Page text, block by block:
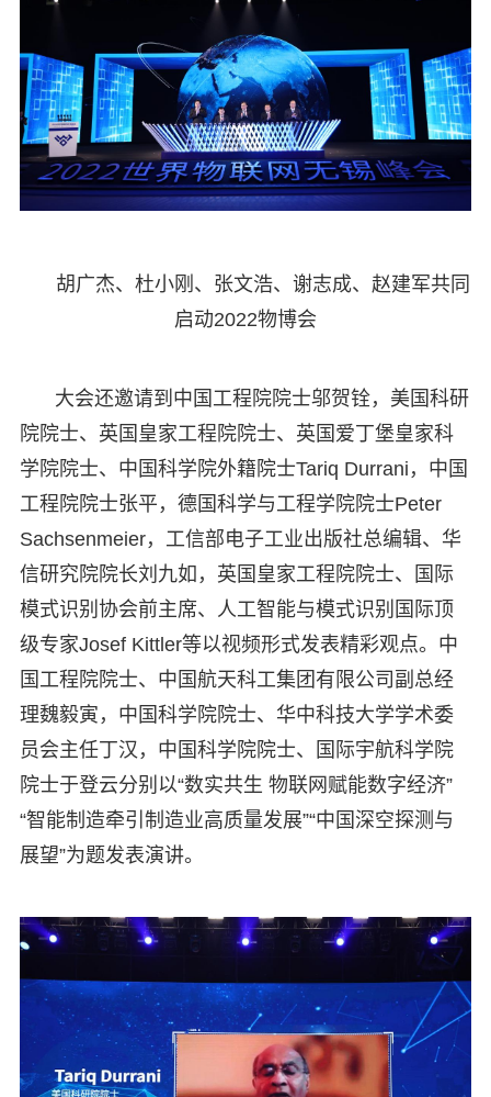
胡广杰、杜小刚、张文浩、谢志成、赵建军共同
启动2022物博会
大会还邀请到中国工程院院士邬贺铨，美国科研
院院士、英国皇家工程院院士、英国爱丁堡皇家科
学院院士、中国科学院外籍院士Tariq Durrani，中国
工程院院士张平，德国科学与工程学院院士Peter
Sachsenmeier，工信部电子工业出版社总编辑、华
信研究院院长刘九如，英国皇家工程院院士、国际
模式识别协会前主席、人工智能与模式识别国际顶
级专家Josef Kittler等以视频形式发表精彩观点。中
国工程院院士、中国航天科工集团有限公司副总经
理魏毅寅，中国科学院院士、华中科技大学学术委
员会主任丁汉，中国科学院院士、国际宇航科学院
院士于登云分别以“数实共生 物联网赋能数字经济”
“智能制造牵引制造业高质量发展”“中国深空探测与
展望”为题发表演讲。